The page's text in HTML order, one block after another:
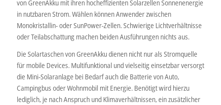
von GreenAkku mit ihren hocheffizienten Solarzellen Sonnenenergie
in nutzbaren Strom. Wählen können Anwender zwischen
Monokristallin- oder SunPower-Zellen. Schwierige Lichtverhältnisse
oder Teilabschattung machen beiden Ausführungen nichts aus.
Die Solartaschen von GreenAkku dienen nicht nur als Stromquelle
für mobile Devices. Multifunktional und vielseitig einsetzbar versorgt
die Mini-Solaranlage bei Bedarf auch die Batterie von Auto,
Campingbus oder Wohnmobil mit Energie. Benötigt wird hierzu
lediglich, je nach Anspruch und Klimaverhältnissen, ein zusätzlicher